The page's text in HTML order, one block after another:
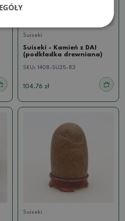
Suiseki
Suiseki - Kamień z DAI
(podkładka drewniana)
SKU: 1408-SU25-83
104.76 zł
Suiseki